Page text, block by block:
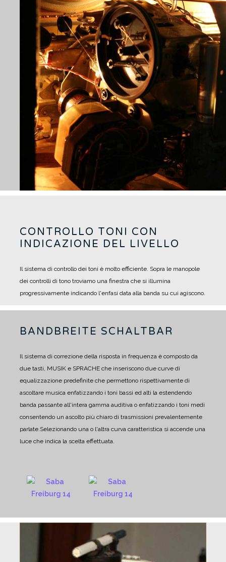
CONTROLLO TONI CON
INDICAZIONE DEL LIVELLO
Il sistema di controllo dei toni è molto efficiente. Sopra le manopole
dei controlli di tono troviamo una finestra che si illumina
progressivamente indicando l'enfasi data alla banda su cui agiscono.
BANDBREITE SCHALTBAR
Il sistema di correzione della risposta in frequenza è composto da
due tasti, MUSIK e SPRACHE che inseriscono due curve di
equalizzazione predefinite che permettono rispettivamente di
ascoltare musica enfatizzando i toni bassi ed alti la estendendo
banda passante all'intera gamma auditiva o enfatizzando i toni medi
consentendo un ascolto più chiaro di trasmissioni prevalentemente
parlate.Selezionando una o l'altra curva caratteristica si accende una
luce che indica la scelta effettuata.